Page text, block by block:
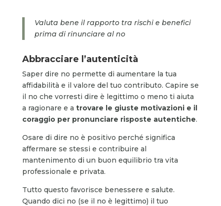
Valuta bene il rapporto tra rischi e benefici
prima di rinunciare al no
Abbracciare l’autenticità
Saper dire no permette di aumentare la tua
affidabilità e il valore del tuo contributo. Capire se
il no che vorresti dire è legittimo o meno ti aiuta
a ragionare e a trovare le giuste motivazioni e il
coraggio per pronunciare risposte autentiche.
Osare di dire no è positivo perché significa
affermare se stessi e contribuire al
mantenimento di un buon equilibrio tra vita
professionale e privata.
Tutto questo favorisce benessere e salute.
Quando dici no (se il no è legittimo) il tuo